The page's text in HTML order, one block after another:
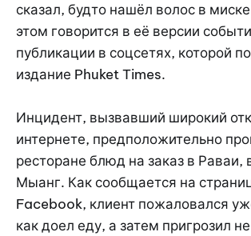
сказал, будто нашёл волос в
этом говорится в её версии
публикации в соцсетях, которой
издание Phuket Times.
Инцидент, вызвавший широкий
интернете, предположительно
ресторане блюд на заказ в Раваи,
Мыанг. Как сообщается на
Facebook, клиент пожаловался
как доел еду, а затем пригрозил